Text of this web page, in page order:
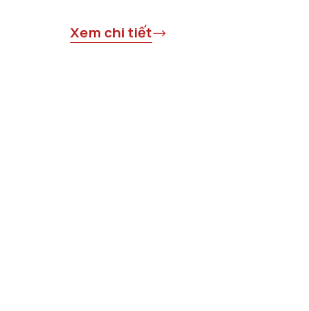
Xem chi tiết